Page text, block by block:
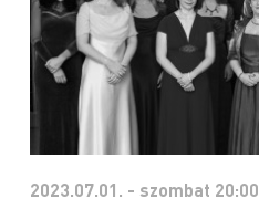
2023.07.01. - szombat 20:00